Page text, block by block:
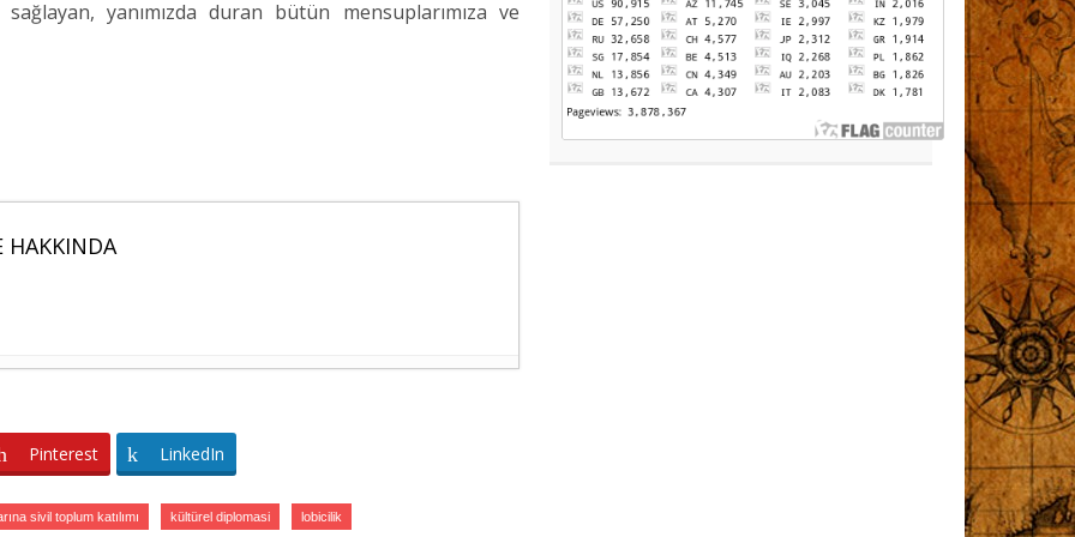
yanımızda duran bütün mensuplarımıza ve
HAKKINDA
Pinterest LinkedIn
sivil toplum katılımı kültürel diplomasi lobicilik